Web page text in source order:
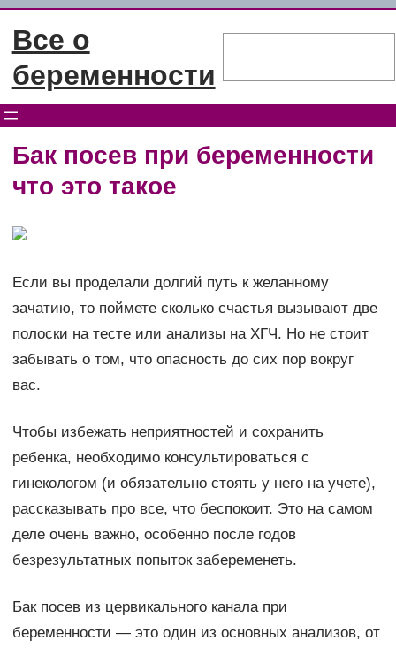
Перейти
содержимому
Все о
беременности
Бак посев при беременности
что это такое
Если вы проделали долгий путь к желанному
зачатию, то поймете сколько счастья вызывают две
полоски на тесте или анализы на ХГЧ. Но не стоит
забывать о том, что опасность до сих пор вокруг
вас.
Чтобы избежать неприятностей и сохранить
ребенка, необходимо консультироваться с
гинекологом (и обязательно стоять у него на учете),
рассказывать про все, что беспокоит. Это на самом
деле очень важно, особенно после годов
безрезультатных попыток забеременеть.
Бак посев из цервикального канала при
беременности — это один из основных анализов, от